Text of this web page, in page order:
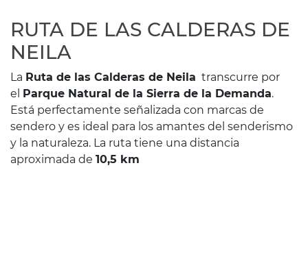
RUTA DE LAS CALDERAS DE
NEILA
La Ruta de las Calderas de Neila transcurre por
el
Parque Natural de la Sierra de la Demanda.
Está perfectamente señalizada con marcas de
sendero y es ideal para los amantes del senderismo
y la naturaleza. La ruta tiene una distancia
aproximada de 10,5 km